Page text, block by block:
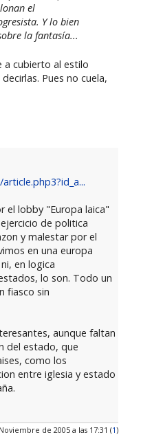
el
Y lo bien
la fantasía...
a cubierto al estilo
Pues no cuela,
el lobby "Europa laica"
de politica
y malestar por el
en una europa
en logica
lo son. Todo un
fiasco sin
aunque faltan
del estado, que
como los
entre iglesia y estado
de 2005 a las 17:31 (1)